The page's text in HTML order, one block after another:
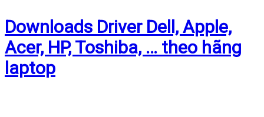
Downloads Driver Dell, Apple,
Acer, HP, Toshiba, … theo hãng
laptop